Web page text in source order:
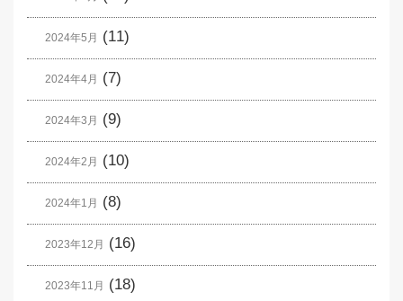
2024年5月 (11)
2024年4月 (7)
2024年3月 (9)
2024年2月 (10)
2024年1月 (8)
2023年12月 (16)
2023年11月 (18)